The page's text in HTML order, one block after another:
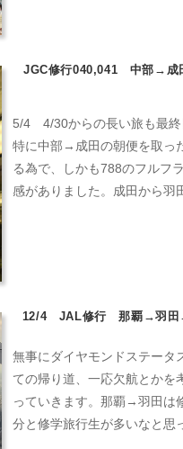
JGC修行040,041 中部→成
5/4 4/30からの長い旅も最終
特に中部→成田の朝便を取っ
る為で、しかも788のフルフ
感がありました。成田から羽
12/4 JAL修行 那覇→羽田→
無事にダイヤモンドステータ
ての帰り道、一応欠航とかを
っていきます。那覇→羽田は
分と修学旅行生が多いなと思